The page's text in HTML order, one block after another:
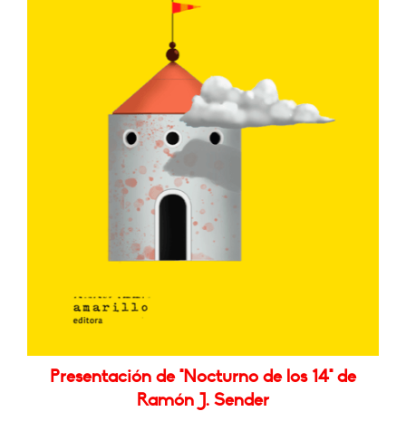
Presentación de "Nocturno de los 14" de
Ramón J. Sender